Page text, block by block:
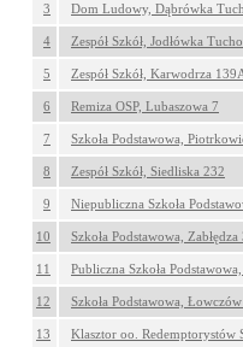
3 Dom Ludowy, Dąbrówka
4 Zespół Szkół, Jodłówka
5 Zespół Szkół, Karwodrza
6 Remiza OSP, Lubaszowa 7
7 Szkoła Podstawowa,
8 Zespół Szkół, Siedliska 232
9 Niepubliczna Szkoła
10 Szkoła Podstawowa, Zabłędza
11 Publiczna Szkoła
12 Szkoła Podstawowa,
13 Klasztor oo. Redemptorystów